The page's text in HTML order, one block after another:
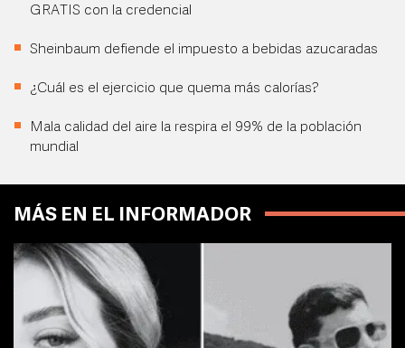
GRATIS con la credencial
Sheinbaum defiende el impuesto a bebidas azucaradas
¿Cuál es el ejercicio que quema más calorías?
Mala calidad del aire la respira el 99% de la población
mundial
MÁS EN EL INFORMADOR